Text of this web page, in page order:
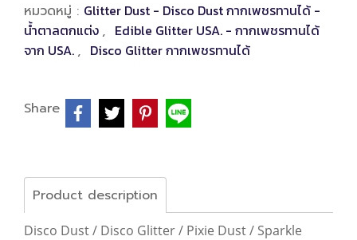
หมวดหมู่ : Glitter Dust - Disco Dust กากเพชรทานได้ -
น้ำตาลตกแต่ง , Edible Glitter USA. - กากเพชรทานได้
จาก USA. , Disco Glitter กากเพชรทานได้
Share
Product description
Disco Dust / Disco Glitter / Pixie Dust / Sparkle